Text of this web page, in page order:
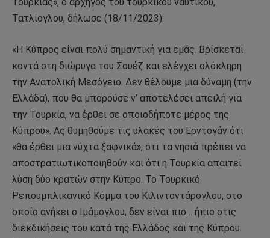
Τουρκίας», ο αρχηγός του τουρκικού ναυτικού,
Τατλίογλου, δήλωσε (18/11/2023):
«Η Κύπρος είναι πολύ σημαντική για εμάς. Βρίσκεται
κοντά στη διώρυγα του Σουέζ και ελέγχει ολόκληρη
την Ανατολική Μεσόγειο. Δεν θέλουμε μια δύναμη (την
Ελλάδα), που θα μπορούσε ν’ αποτελέσει απειλή για
την Τουρκία, να έρθει σε οποιοδήποτε μέρος της
Κύπρου». Ας θυμηθούμε τις υλακές του Ερντογάν ότι
«θα έρθει μια νύχτα ξαφνικά», ότι τα νησιά πρέπει να
αποστρατιωτικοποιηθούν και ότι η Τουρκία απαιτεί
λύση δύο κρατών στην Κύπρο. Το Τουρκικό
Ρεπουμπλικανικό Κόμμα του Κιλιντσντάρογλου, στο
οποίο ανήκει ο Ιμάμογλου, δεν είναι πιο… ήπιο στις
διεκδικήσεις του κατά της Ελλάδος και της Κύπρου.